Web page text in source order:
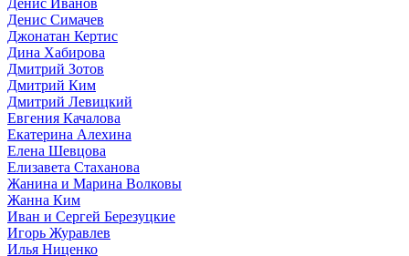
Денис Симачев
Джонатан Кертис
Дина Хабирова
Дмитрий Зотов
Дмитрий Ким
Дмитрий Левицкий
Евгения Качалова
Екатерина Алехина
Елена Шевцова
Елизавета Стаханова
Жанина и Марина Волковы
Жанна Ким
Иван и Сергей Березуцкие
Игорь Журавлев
Илья Ниценко